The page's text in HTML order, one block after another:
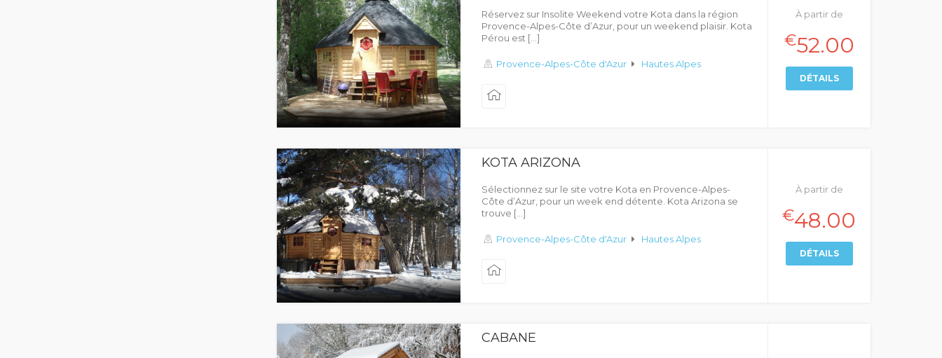
Réservez sur Insolite Weekend votre Kota dans la région
Provence-Alpes-Côte d’Azur, pour un weekend plaisir. Kota
Pérou est […]
Provence-Alpes-Côte d'Azur Hautes Alpes
À partir de
€52.00
DÉTAILS
KOTA ARIZONA
Sélectionnez sur le site votre Kota en Provence-Alpes-
Côte d’Azur, pour un week end détente. Kota Arizona se
trouve […]
Provence-Alpes-Côte d'Azur Hautes Alpes
À partir de
€48.00
DÉTAILS
CABANE